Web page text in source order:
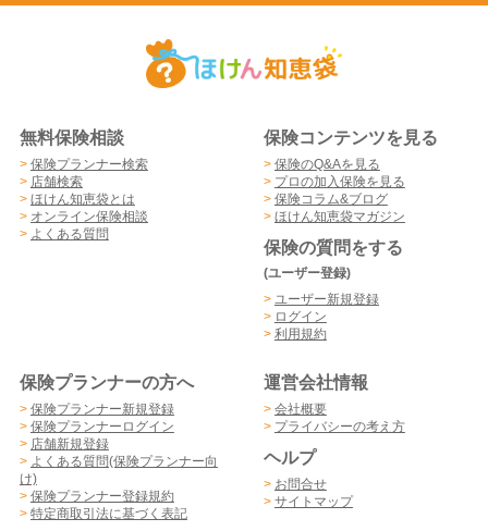
無料保険相談
> 保険プランナー検索
> 店舗検索
> ほけん知恵袋とは
> オンライン保険相談
> よくある質問
保険コンテンツを見る
> 保険のQ&Aを見る
> プロの加入保険を見る
> 保険コラム&ブログ
> ほけん知恵袋マガジン
保険の質問をする
(ユーザー登録)
> ユーザー新規登録
> ログイン
> 利用規約
保険プランナーの方へ
> 保険プランナー新規登録
> 保険プランナーログイン
> 店舗新規登録
> よくある質問(保険プランナー向
け)
> 保険プランナー登録規約
> 特定商取引法に基づく表記
運営会社情報
> 会社概要
> プライバシーの考え方
ヘルプ
> お問合せ
> サイトマップ